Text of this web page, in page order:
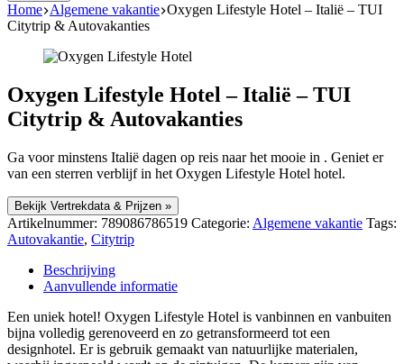
Home Algemene vakantie Oxygen Lifestyle Hotel – Italië – TUI
Citytrip & Autovakanties
Oxygen Lifestyle Hotel – Italië – TUI
Citytrip & Autovakanties
Ga voor minstens Italië dagen op reis naar het mooie in . Geniet er
van een sterren verblijf in het Oxygen Lifestyle Hotel hotel.
Bekijk Vertrekdata & Prijzen »
Artikelnummer: 789086786519 Categorie: Algemene vakantie Tags:
Autovakantie, Citytrip
Beschrijving
Aanvullende informatie
Een uniek hotel! Oxygen Lifestyle Hotel is vanbinnen en vanbuiten
bijna volledig gerenoveerd en zo getransformeerd tot een
designhotel. Er is gebruik gemaakt van natuurlijke materialen,